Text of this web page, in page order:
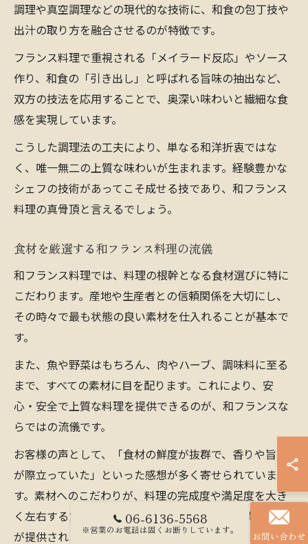
調理や真空調理などの現代的な技術に、和食の包丁技や
出汁の取り方を融合させるのが特徴です。
フランス料理で重視される「メイラード反応」やソース
作り、和食の「引き出し」と呼ばれる旨味の抽出など、
双方の技法を応用することで、奥深い味わいと繊細な食
感を実現しています。
こうした調理法の工夫により、単なる和洋折衷ではな
く、唯一無二の上質な味わいが生まれます。経験豊かな
シェフの技術があってこそ成せる技であり、和フランス
料理の真骨頂と言えるでしょう。
食材を厳選する和フランス料理の流儀
和フランス料理では、料理の根幹となる食材選びに特に
こだわります。産地や生産者との信頼関係を大切にし、
その時々で最も状態の良い素材を仕入れることが基本で
す。
また、魚や野菜はもちろん、肉やハーブ、調味料に至る
まで、すべての素材に目を配ります。これにより、安
心・安全で上質な料理を提供できるのが、和フランスな
らではの流儀です。
お客様の声として、「食材の鮮度が抜群で、香りや旨味
が際立っていた」といった感想が多く寄せられていま
す。素材へのこだわりが、料理の完成度や満足度を大き
く左右するため、初心者からグルメな方まで納得の一皿
が提供されます。
06-6136-5568
※営業のお電話は固くお断りしています。 お問い合わせ